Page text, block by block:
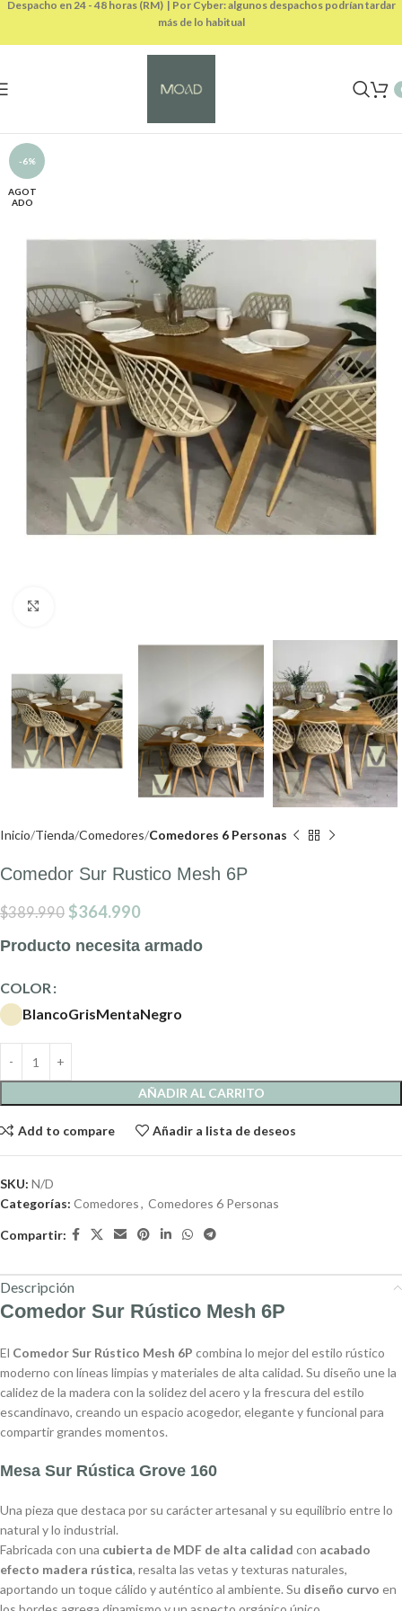
-6%
AGOT
ADO
Inicio Tienda Comedores Comedores 6 Personas
Comedor Sur Rustico Mesh 6P
$389.990 $364.990
Producto necesita armado
COLOR
BlancoGrisMentaNegro
AÑADIR AL CARRITO
Add to compare Añadir a lista de deseos
SKU: N/D
Categorías: Comedores, Comedores 6 Personas
Compartir:
Descripción
Comedor Sur Rústico Mesh 6P
El Comedor Sur Rústico Mesh 6P combina lo mejor del estilo rústico
moderno con líneas limpias y materiales de alta calidad. Su diseño une la
calidez de la madera con la solidez del acero y la frescura del estilo
escandinavo, creando un espacio acogedor, elegante y funcional para
compartir grandes momentos.
Mesa Sur Rústica Grove 160
Una pieza que destaca por su carácter artesanal y su equilibrio entre lo
natural y lo industrial.
Fabricada con una cubierta de MDF de alta calidad con acabado
efecto madera rústica, resalta las vetas y texturas naturales,
aportando un toque cálido y auténtico al ambiente. Su diseño curvo en
Despacho en 24 - 48 horas (RM) | Por Cyber: algunos despachos podrían tardar
más de lo habitual